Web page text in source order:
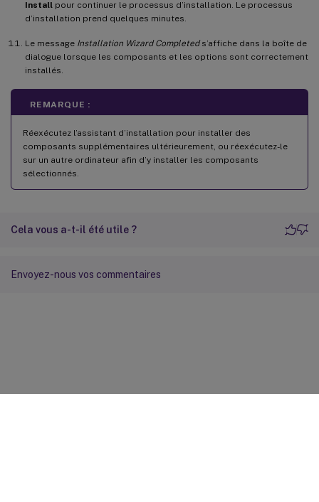
Install pour continuer le processus d’installation. Le processus
d’installation prend quelques minutes.
Le message Installation Wizard Completeds’affiche dans la boîte de
dialogue lorsque les composants et les options sont correctement
installés.
REMARQUE :
Réexécutez l’assistant d’installation pour installer des
composants supplémentaires ultérieurement, ou réexécutez-le
sur un autre ordinateur afin d’y installer les composants
sélectionnés.
Cela vous a-t-il été utile ?
Envoyez-nous vos commentaires